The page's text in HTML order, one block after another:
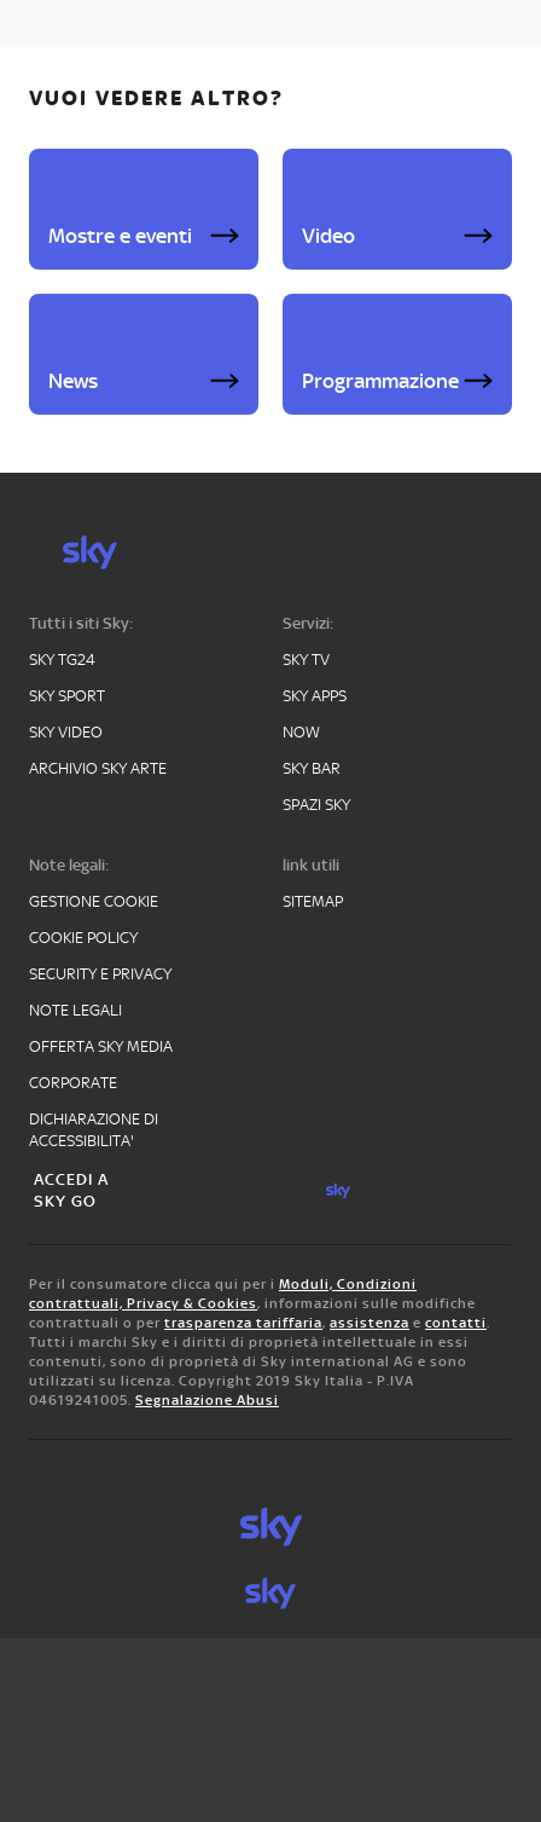
VUOI VEDERE ALTRO?
Mostre e eventi Video
News Programmazione
Tutti i siti Sky:
SKY TG24
SKY SPORT
SKY VIDEO
ARCHIVIO SKY ARTE
Servizi:
SKY TV
SKY APPS
NOW
SKY BAR
SPAZI SKY
Note legali:
GESTIONE COOKIE
COOKIE POLICY
SECURITY E PRIVACY
NOTE LEGALI
OFFERTA SKY MEDIA
CORPORATE
DICHIARAZIONE DI
ACCESSIBILITA'
link utili
SITEMAP
ACCEDI A
SKY GO
Per il consumatore clicca qui per i Moduli, Condizioni
contrattuali, Privacy & Cookies, informazioni sulle modifiche
contrattuali o per trasparenza tariffaria, assistenza e contatti.
Tutti i marchi Sky e i diritti di proprietà intellettuale in essi
contenuti, sono di proprietà di Sky international AG e sono
utilizzati su licenza. Copyright 2019 Sky Italia - P.IVA
04619241005. Segnalazione Abusi